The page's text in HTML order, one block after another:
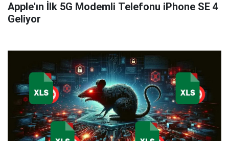
Apple'ın İlk 5G Modemli Telefonu iPhone SE 4
Geliyor